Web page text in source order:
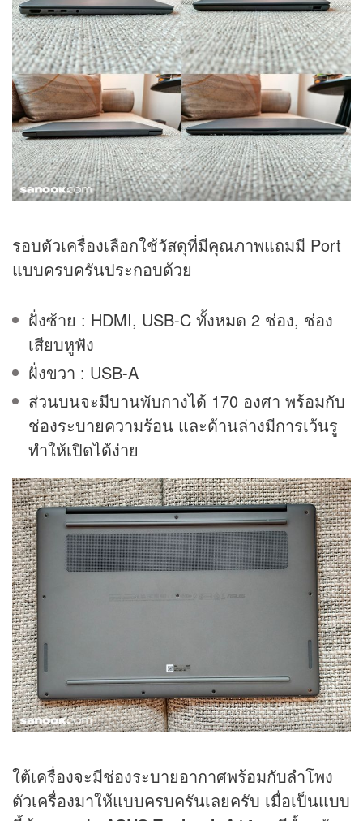
รอบตัวเครื่องเลือกใช้วัสดุที่มีคุณภาพแถมมี Port
แบบครบครันประกอบด้วย
ฝั่งซ้าย : HDMI, USB-C ทั้งหมด 2 ช่อง, ช่อง
เสียบหูฟัง
ฝั่งขวา : USB-A
ส่วนบนจะมีบานพับกางได้ 170 องศา พร้อมกับ
ช่องระบายความร้อน และด้านล่างมีการเว้นรู
ทำให้เปิดได้ง่าย
ใต้เครื่องจะมีช่องระบายอากาศพร้อมกับลำโพง
ตัวเครื่องมาให้แบบครบครันเลยครับ เมื่อเป็นแบบ